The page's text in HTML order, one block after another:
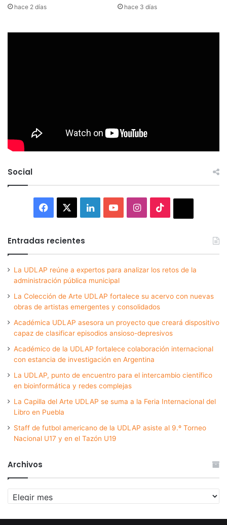
hace 2 días hace 3 días
Social
Facebook LinkedInYouTubeInstagram
Entradas recientes
La UDLAP reúne a expertos para analizar los retos de la
administración pública municipal
La Colección de Arte UDLAP fortalece su acervo con nuevas
obras de artistas emergentes y consolidados
Académica UDLAP asesora un proyecto que creará dispositivo
capaz de clasificar episodios ansioso-depresivos
Académico de la UDLAP fortalece colaboración internacional
con estancia de investigación en Argentina
La UDLAP, punto de encuentro para el intercambio científico
en bioinformática y redes complejas
La Capilla del Arte UDLAP se suma a la Feria Internacional del
Libro en Puebla
Staff de futbol americano de la UDLAP asiste al 9.º Torneo
Nacional U17 y en el Tazón U19
Archivos
Archivos